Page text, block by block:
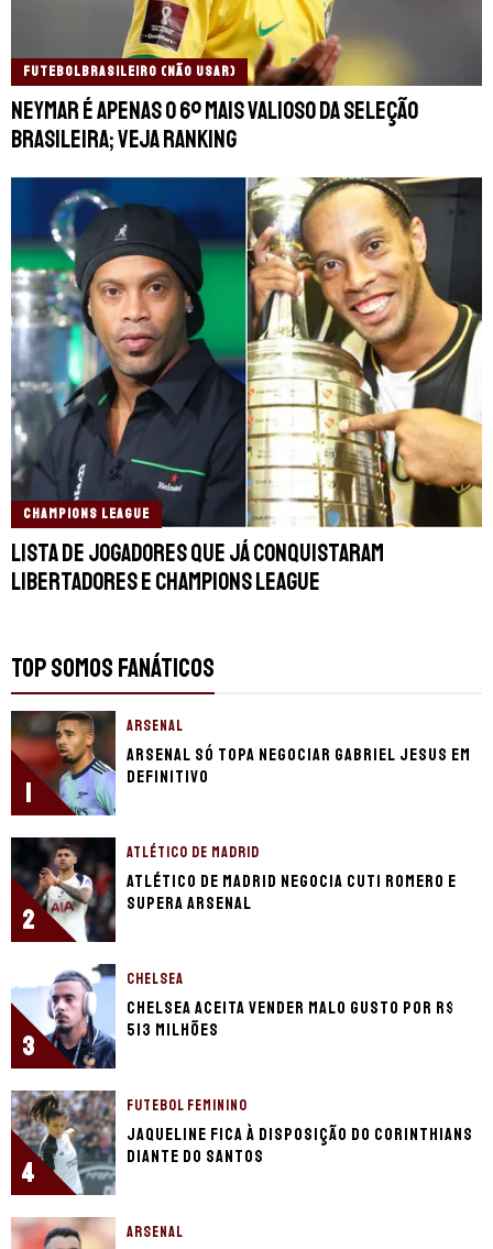
FUTEBOLBRASILEIRO (NÃO USAR)
Neymar é apenas o 6º mais valioso da Seleção
Brasileira; Veja ranking
CHAMPIONS LEAGUE
Lista de jogadores que já conquistaram
Libertadores e Champions League
TOP SOMOS FANÁTICOS
1
ARSENAL
Arsenal só topa negociar Gabriel Jesus em
definitivo
2
ATLÉTICO DE MADRID
Atlético de Madrid negocia Cuti Romero e
supera Arsenal
3
CHELSEA
Chelsea aceita vender Malo Gusto por R$
513 milhões
4
FUTEBOL FEMININO
Jaqueline fica à disposição do Corinthians
diante do Santos
ARSENAL